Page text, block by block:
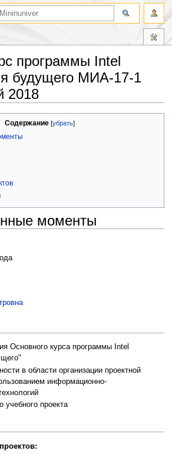
программы Intel
будущего МИА-17-1
2018
Содержание
моменты
Основного курса программы Intel
в области организации проектной
информационно-
учебного проекта